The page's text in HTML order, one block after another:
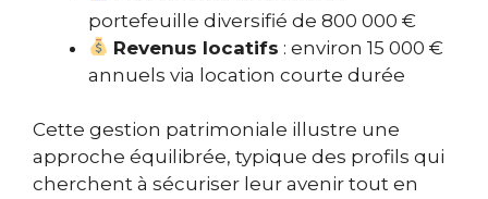
portefeuille diversifié de 800 000 €
Revenus locatifs : environ 15 000 €
annuels via location courte durée
Cette gestion patrimoniale illustre une
approche équilibrée, typique des profils qui
cherchent à sécuriser leur avenir tout en